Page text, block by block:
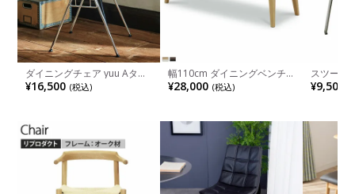
ダイニングチェア yuu Aタイ
プ エッグチェア おしゃれ ス
タッキングチェア CRASH ク
¥16,500 (税込)
幅110cm ダイニングベンチ
木製 無垢 オーク PVC l字 ベン
チ 食卓椅子 長椅子 食卓ベン
ット ウィドゥスタイル
¥28,000 (税込)
スツール
ル 異素材
¥9,500